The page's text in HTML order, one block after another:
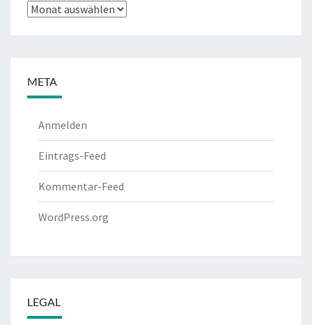
Archiv
META
Anmelden
Eintrags-Feed
Kommentar-Feed
WordPress.org
LEGAL